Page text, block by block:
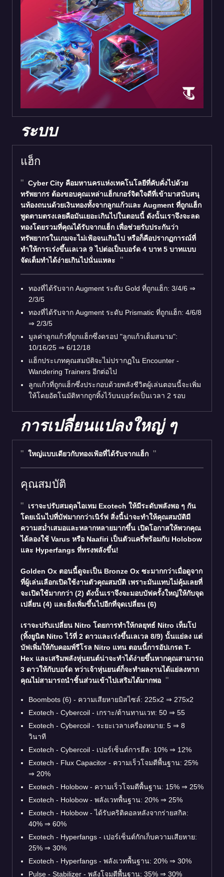
ระบบ
แฮ็ก
Cyber City คือมหานครแห่งเทคโนโลยีที่คับคั่งไปด้วย
ทรัพยากร ต้องขอบคุณเหล่าแฮ็กเกอร์จิตใจดีที่เข้ามาสนับสนุ
นท้องถนนด้วยเงินทองทั้งจากลูกแก้วและ Augment ที่ถูกแฮ็ก
พูดตามตรงเลยคือมันเยอะเกินไปในตอนนี้ ดังนั้นเราจึงจะลด
ทองโดยรวมที่คุณได้รับจากแฮ็ก เพื่อช่วยรับประกันว่า
ทรัพยากรในเกมจะไม่เฟ้อจนเกินไป หรือก็คือปรากฏการณ์ที่
ทำให้การเร่งขึ้นเลเวล 9 ไปต่อเป็นบอร์ด 4 บาท 5 บาทแบบ
จัดเต็มทำได้ง่ายเกินไปนั่นแหละ
ทองที่ได้รับจาก Augment ระดับ Gold ที่ถูกแฮ็ก: 3/4/6 ⇒
2/3/5
ทองที่ได้รับจาก Augment ระดับ Prismatic ที่ถูกแฮ็ก: 4/6/8
⇒ 2/3/5
มูลค่าลูกแก้วที่ถูกแฮ็กซึ่งดรอป "ลูกแก้วเต็มสนาม":
10/16/25 ⇒ 6/12/18
แฮ็กประเภทคุณสมบัติจะไม่ปรากฏใน Encounter -
Wandering Trainers อีกต่อไป
ลูกแก้วที่ถูกแฮ็กซึ่งประกอบด้วยพลังชีวิตผู้เล่นตอนนี้จะเพิ่ม
ให้โดยอัตโนมัติหากถูกทิ้งไว้บนบอร์ดเป็นเวลา 2 รอบ
การเปลี่ยนแปลงใหญ่ ๆ
ใหญ่แบบเดียวกับทองเฟ้อที่ได้รับจากแฮ็ก
คุณสมบัติ
เราจะปรับสมดุลไอเทม Exotech ให้มีระดับพลังพอ ๆ กัน
โดยเน้นไปที่บัฟมากกว่าเนิร์ฟ สิ่งนี้น่าจะทำให้คุณสมบัติมี
ความสม่ำเสมอและหลากหลายมากขึ้น เปิดโอกาสให้พวกคุณ
ได้ลองใช้ Varus หรือ Naafiri เป็นตัวแครี่พร้อมกับ Holobow
และ Hyperfangs ที่ทรงพลังขึ้น!
Golden Ox ตอนนี้ดูจะเป็น Bronze Ox ซะมากกว่าเมื่อดูจาก
ที่ผู้เล่นเลือกเปิดใช้งานตัวคุณสมบัติ เพราะมันแทบไม่คุ้มเลยที่
จะเปิดใช้มากกว่า (2) ดังนั้นเราจึงจะมอบบัฟครั้งใหญ่ให้กับจุด
เปลี่ยน (4) และยิ่งเพิ่มขึ้นไปอีกที่จุดเปลี่ยน (6)
เราจะปรับเปลี่ยน Nitro โดยการทำให้กลยุทธ์ Nitro เท็มโป
(ทิ้งยูนิต Nitro ไว้ที่ 2 ดาวและเร่งขึ้นเลเวล 8/9) นั้นแย่ลง แต่
บัฟเพิ่มให้กับคอมพ์รีโรล Nitro แทน ตอนนี้การอัปเกรด T-
Hex และเสริมพลังหุ่นยนต์น่าจะทำได้ง่ายขึ้นหากคุณสามารถ
3 ดาวให้กับบอร์ด ทว่าเจ้าหุ่นยนต์ก็จะทำผลงานได้แย่ลงหาก
คุณไม่สามารถนำชิ้นส่วนเข้าไปเสริมได้มากพอ
Boombots (6) - ความเสียหายมิสไซล์: 225x2 ⇒ 275x2
Exotech - Cybercoil - เกราะ/ต้านทานเวท: 50 ⇒ 55
Exotech - Cybercoil - ระยะเวลาเครื่องหมาย: 5 ⇒ 8
วินาที
Exotech - Cybercoil - เปอร์เซ็นต์การฮีล: 10% ⇒ 12%
Exotech - Flux Capacitor - ความเร็วโจมตีพื้นฐาน: 25%
⇒ 20%
Exotech - Holobow - ความเร็วโจมตีพื้นฐาน: 15% ⇒ 25%
Exotech - Holobow - พลังเวทพื้นฐาน: 20% ⇒ 25%
Exotech - Holobow - ได้รับคริติคอลหลังจากร่ายสกิล:
40% ⇒ 60%
Exotech - Hyperfangs - เปอร์เซ็นต์กักเก็บความเสียหาย:
25% ⇒ 30%
Exotech - Hyperfangs - พลังเวทพื้นฐาน: 20% ⇒ 30%
Pulse - Stabilizer - พลังโจมตีพื้นฐาน: 35% ⇒ 30%